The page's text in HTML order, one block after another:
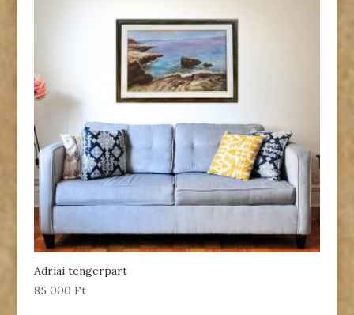
Adriai tengerpart
85 000 Ft